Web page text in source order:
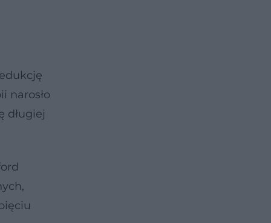
narosło
długiej